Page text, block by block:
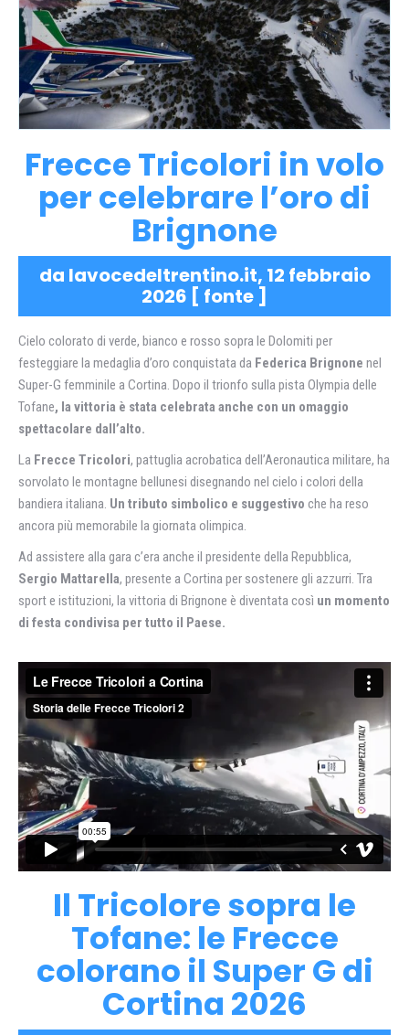
Frecce Tricolori in volo
per celebrare l’oro di
Brignone
da lavocedeltrentino.it, 12 febbraio
2026 [ fonte ]
Cielo colorato di verde, bianco e rosso sopra le Dolomiti per
festeggiare la medaglia d’oro conquistata da Federica Brignone nel
Super-G femminile a Cortina. Dopo il trionfo sulla pista Olympia delle
Tofane, la vittoria è stata celebrata anche con un omaggio
spettacolare dall’alto.
La Frecce Tricolori, pattuglia acrobatica dell’Aeronautica militare, ha
sorvolato le montagne bellunesi disegnando nel cielo i colori della
bandiera italiana. Un tributo simbolico e suggestivo che ha reso
ancora più memorabile la giornata olimpica.
Ad assistere alla gara c’era anche il presidente della Repubblica,
Sergio Mattarella, presente a Cortina per sostenere gli azzurri. Tra
sport e istituzioni, la vittoria di Brignone è diventata così un momento
di festa condivisa per tutto il Paese.
Il Tricolore sopra le
Tofane: le Frecce
colorano il Super G di
Cortina 2026